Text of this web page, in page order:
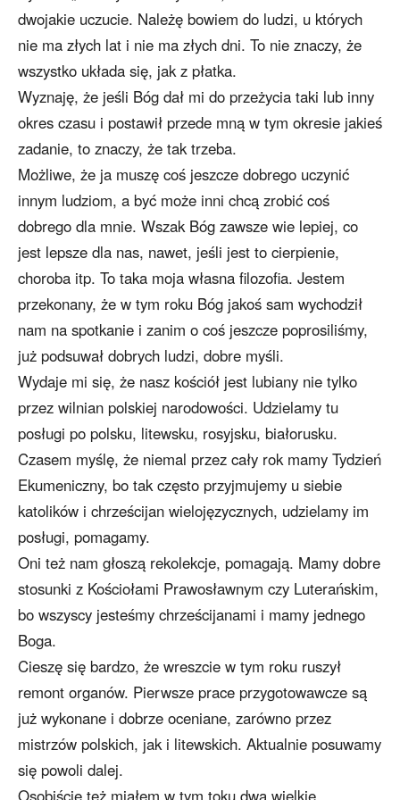
dwojakie uczucie. Należę bowiem do ludzi, u których
nie ma złych lat i nie ma złych dni. To nie znaczy, że
wszystko układa się, jak z płatka.
Wyznaję, że jeśli Bóg dał mi do przeżycia taki lub inny
okres czasu i postawił przede mną w tym okresie jakieś
zadanie, to znaczy, że tak trzeba.
Możliwe, że ja muszę coś jeszcze dobrego uczynić
innym ludziom, a być może inni chcą zrobić coś
dobrego dla mnie. Wszak Bóg zawsze wie lepiej, co
jest lepsze dla nas, nawet, jeśli jest to cierpienie,
choroba itp. To taka moja własna filozofia. Jestem
przekonany, że w tym roku Bóg jakoś sam wychodził
nam na spotkanie i zanim o coś jeszcze poprosiliśmy,
już podsuwał dobrych ludzi, dobre myśli.
Wydaje mi się, że nasz kościół jest lubiany nie tylko
przez wilnian polskiej narodowości. Udzielamy tu
posługi po polsku, litewsku, rosyjsku, białorusku.
Czasem myślę, że niemal przez cały rok mamy Tydzień
Ekumeniczny, bo tak często przyjmujemy u siebie
katolików i chrześcijan wielojęzycznych, udzielamy im
posługi, pomagamy.
Oni też nam głoszą rekolekcje, pomagają. Mamy dobre
stosunki z Kościołami Prawosławnym czy Luterańskim,
bo wszyscy jesteśmy chrześcijanami i mamy jednego
Boga.
Cieszę się bardzo, że wreszcie w tym roku ruszył
remont organów. Pierwsze prace przygotowawcze są
już wykonane i dobrze oceniane, zarówno przez
mistrzów polskich, jak i litewskich. Aktualnie posuwamy
się powoli dalej.
Osobiście też miałem w tym toku dwa wielkie